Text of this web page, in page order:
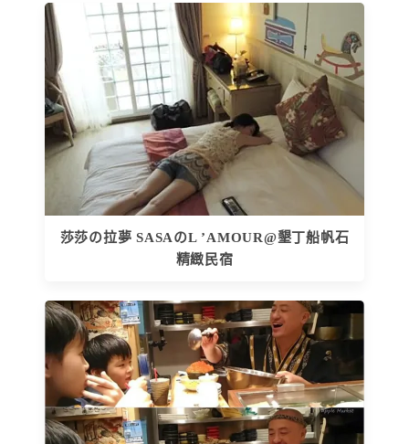
莎莎の拉夢 SASAのL ’AMOUR@墾丁船帆石
精緻民宿